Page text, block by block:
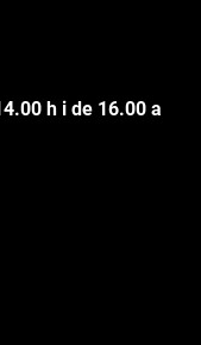
h i de 16.00 a